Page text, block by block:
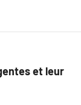
et leur